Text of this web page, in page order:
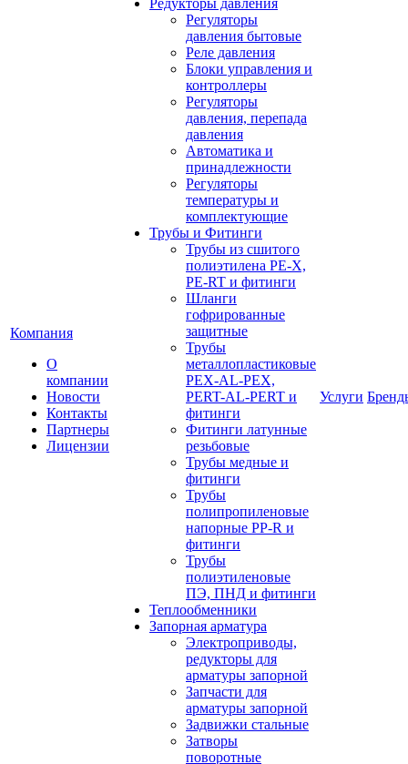
Компания
О
компании
Новости
Контакты
Партнеры
Лицензии
Редукторы давления
Регуляторы
давления бытовые
Реле давления
Блоки управления и
контроллеры
Регуляторы
давления, перепада
давления
Автоматика и
принадлежности
Регуляторы
температуры и
комплектующие
Трубы и Фитинги
Трубы из сшитого
полиэтилена PE-X,
PE-RT и фитинги
Шланги
гофрированные
защитные
Трубы
металлопластиковые
PEX-AL-PEX,
PERT-AL-PERT и
фитинги
Фитинги латунные
резьбовые
Трубы медные и
фитинги
Трубы
полипропиленовые
напорные PP-R и
фитинги
Трубы
полиэтиленовые
ПЭ, ПНД и фитинги
Теплообменники
Запорная арматура
Электроприводы,
редукторы для
арматуры запорной
Запчасти для
арматуры запорной
Задвижки стальные
Затворы
поворотные
Услуги